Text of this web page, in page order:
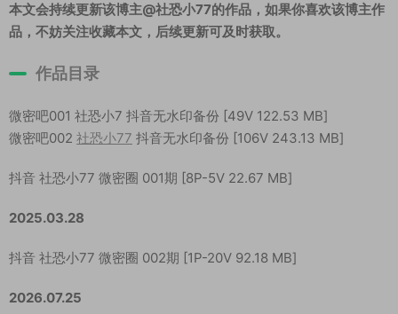
本文会持续更新该博主@社恐小77的作品，如果你喜欢该博主作
品，不妨关注收藏本文，后续更新可及时获取。
作品目录
微密吧001 社恐小7 抖音无水印备份 [49V 122.53 MB]
微密吧002 社恐小77 抖音无水印备份 [106V 243.13 MB]
抖音 社恐小77 微密圈 001期 [8P-5V 22.67 MB]
2025.03.28
抖音 社恐小77 微密圈 002期 [1P-20V 92.18 MB]
2026.07.25